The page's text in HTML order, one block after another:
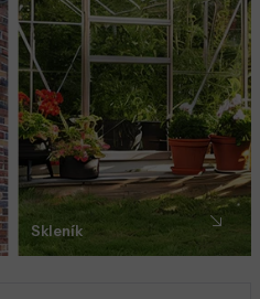
Skleník